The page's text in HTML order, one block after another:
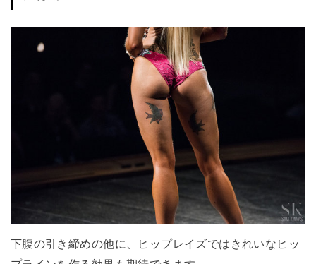
下腹の引き締めの他に、ヒップレイズではきれいなヒッ